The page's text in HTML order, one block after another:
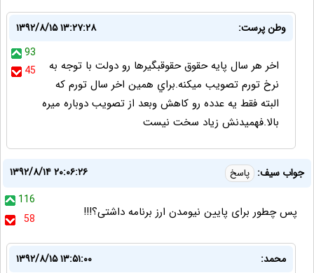
وطن پرست:
۱۳۹۲/۸/۱۵ ۱۳:۲۷:۲۸
93
45
اخر هر سال پايه حقوق حقوقبگيرها رو دولت با توجه به
نرخ تورم تصويب ميکنه.براي همين اخر سال تورم که
البته فقط يه عدده رو کاهش وبعد از تصويب دوباره ميره
بالا.فهميدنش زياد سخت نيست
جواب سیف: پاسخ
۱۳۹۲/۸/۱۴ ۲۰:۰۶:۲۶
116
58
پس چطور برای پایین نیومدن ارز برنامه داشتی؟!!!
محمد:
۱۳۹۲/۸/۱۵ ۱۳:۵۱:۰۰